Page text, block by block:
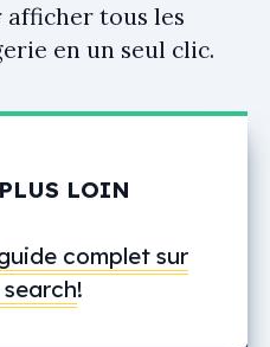
afficher tous les
en un seul clic.
LOIN
complet sur
!